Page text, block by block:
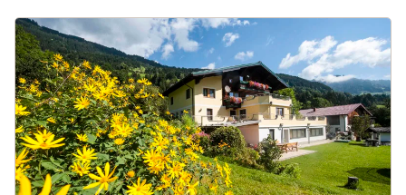
Urlaub am Bauernhof: Bio-Hof Untergrub